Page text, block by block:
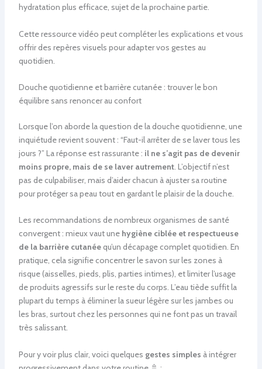
hydratation plus efficace, sujet de la prochaine partie.
Cette ressource vidéo peut compléter les explications et vous
offrir des repères visuels pour adapter vos gestes au
quotidien.
Douche quotidienne et barrière cutanée : trouver le bon
équilibre sans renoncer au confort
Lorsque l’on aborde la question de la douche quotidienne, une
inquiétude revient souvent : “Faut-il arrêter de se laver tous les
jours ?” La réponse est rassurante : il ne s’agit pas de devenir
moins propre, mais de se laver autrement. L’objectif n’est
pas de culpabiliser, mais d’aider chacun à ajuster sa routine
pour protéger sa peau tout en gardant le plaisir de la douche.
Les recommandations de nombreux organismes de santé
convergent : mieux vaut une hygiène ciblée et respectueuse
de la barrière cutanéequ’un décapage complet quotidien. En
pratique, cela signifie concentrer le savon sur les zones à
risque (aisselles, pieds, plis, parties intimes), et limiter l’usage
de produits agressifs sur le reste du corps. L’eau tiède suffit la
plupart du temps à éliminer la sueur légère sur les jambes ou
les bras, surtout chez les personnes qui ne font pas un travail
très salissant.
Pour y voir plus clair, voici quelques gestes simples à intégrer